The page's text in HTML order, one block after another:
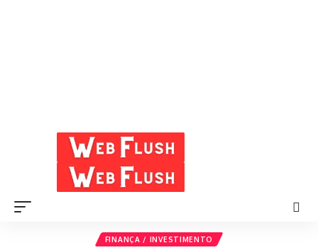
FINANÇA / INVESTIMENTO